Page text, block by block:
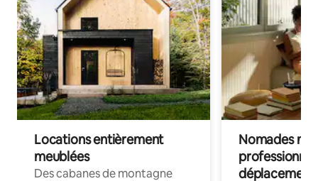
Locations entièrement
meublées
Des cabanes de montagne
Nomades
déplacement